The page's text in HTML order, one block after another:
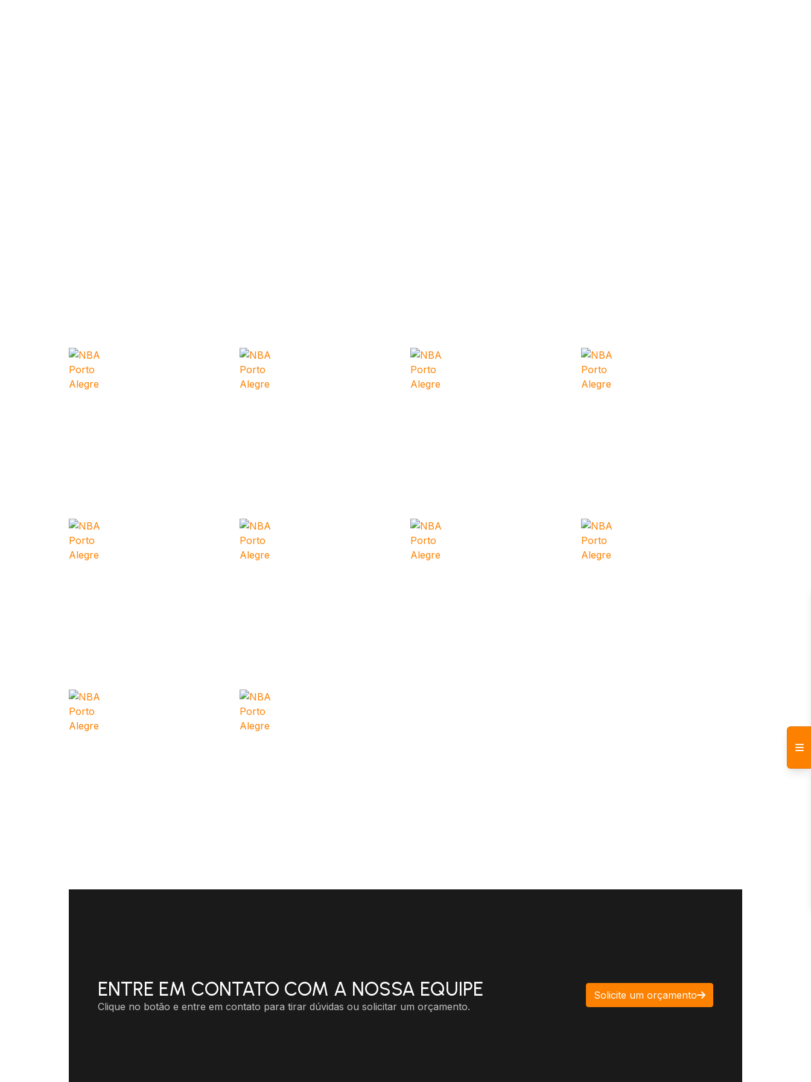
ENTRE EM CONTATO COM A NOSSA EQUIPE
Clique no botão e entre em contato para tirar dúvidas ou solicitar um orçamento.
Solicite um orçamento